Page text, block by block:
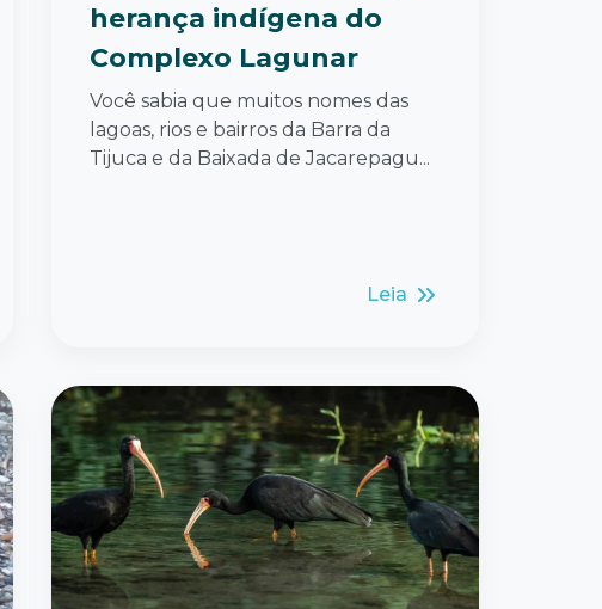
herança indígena do
Complexo Lagunar
Você sabia que muitos nomes das
lagoas, rios e bairros da Barra da
Tijuca e da Baixada de Jacarepagu...
Leia